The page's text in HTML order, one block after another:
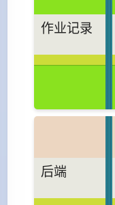
作业记录
后端